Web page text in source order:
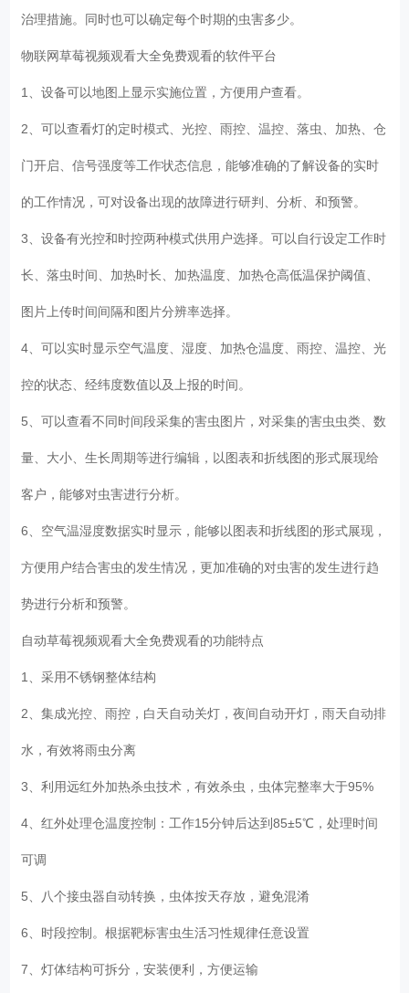
治理措施。同时也可以确定每个时期的虫害多少。
物联网草莓视频观看大全免费观看的软件平台
1、设备可以地图上显示实施位置，方便用户查看。
2、可以查看灯的定时模式、光控、雨控、温控、落虫、加热、仓
门开启、信号强度等工作状态信息，能够准确的了解设备的实时
的工作情况，可对设备出现的故障进行研判、分析、和预警。
3、设备有光控和时控两种模式供用户选择。可以自行设定工作时
长、落虫时间、加热时长、加热温度、加热仓高低温保护阈值、
图片上传时间间隔和图片分辨率选择。
4、可以实时显示空气温度、湿度、加热仓温度、雨控、温控、光
控的状态、经纬度数值以及上报的时间。
5、可以查看不同时间段采集的害虫图片，对采集的害虫虫类、数
量、大小、生长周期等进行编辑，以图表和折线图的形式展现给
客户，能够对虫害进行分析。
6、空气温湿度数据实时显示，能够以图表和折线图的形式展现，
方便用户结合害虫的发生情况，更加准确的对虫害的发生进行趋
势进行分析和预警。
自动草莓视频观看大全免费观看的功能特点
1、采用不锈钢整体结构
2、集成光控、雨控，白天自动关灯，夜间自动开灯，雨天自动排
水，有效将雨虫分离
3、利用远红外加热杀虫技术，有效杀虫，虫体完整率大于95%
4、红外处理仓温度控制：工作15分钟后达到85±5℃，处理时间
可调
5、八个接虫器自动转换，虫体按天存放，避免混淆
6、时段控制。根据靶标害虫生活习性规律任意设置
7、灯体结构可拆分，安装便利，方便运输